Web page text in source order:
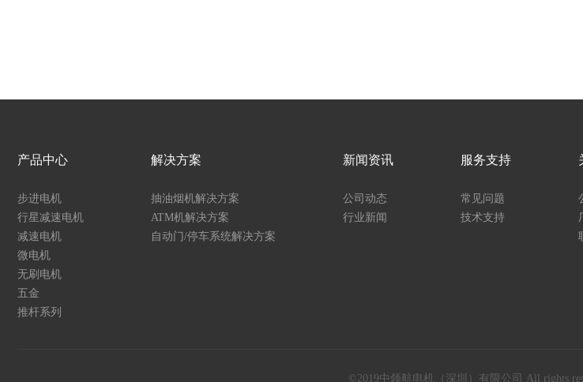
产品中心
步进电机
行星减速电机
减速电机
微电机
无刷电机
五金
推杆系列
解决方案
抽油烟机解决方案
ATM机解决方案
自动门/停车系统解决方案
新闻资讯
公司动态
行业新闻
服务支持
常见问题
技术支持
©2019中领航电机（深圳）有限公司 All rights